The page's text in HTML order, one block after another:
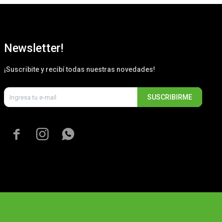
Newsletter!
¡Suscribite y recibí todas nuestras novedades!
SUSCRIBIRME
  